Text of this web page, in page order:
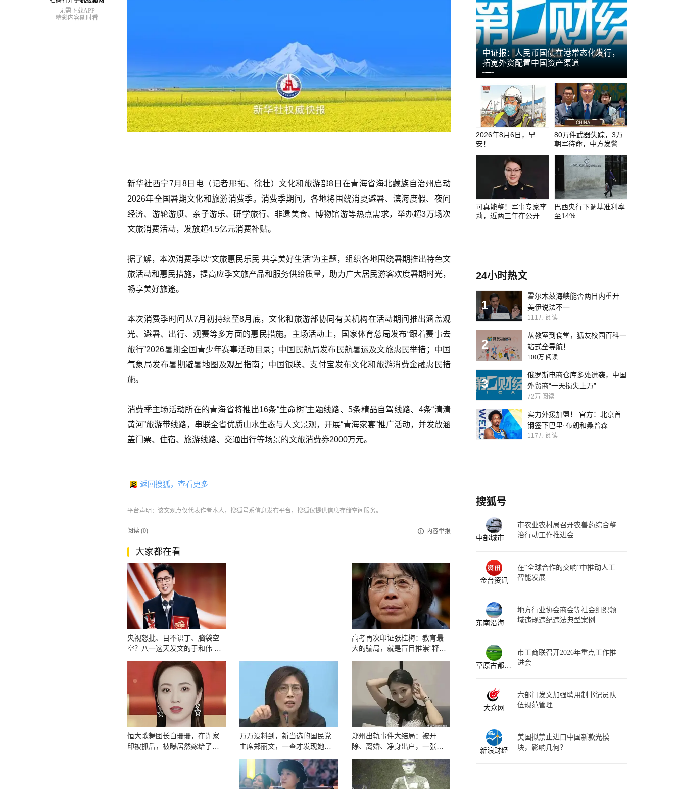
无需下载APP
精彩内容随时看
新华社西宁7月8日电（记者邢拓、徐壮）文化和旅游部8日在青海省海北藏族自治州启动
2026年全国暑期文化和旅游消费季。消费季期间，各地将围绕消夏避暑、滨海度假、夜间
经济、游轮游艇、亲子游乐、研学旅行、非遗美食、博物馆游等热点需求，举办超3万场次
文旅消费活动，发放超4.5亿元消费补贴。
据了解，本次消费季以“文旅惠民乐民 共享美好生活”为主题，组织各地围绕暑期推出特色文
旅活动和惠民措施，提高应季文旅产品和服务供给质量，助力广大居民游客欢度暑期时光，
畅享美好旅途。
本次消费季时间从7月初持续至8月底，文化和旅游部协同有关机构在活动期间推出涵盖观
光、避暑、出行、观赛等多方面的惠民措施。主场活动上，国家体育总局发布“跟着赛事去
旅行”2026暑期全国青少年赛事活动目录；中国民航局发布民航暑运及文旅惠民举措；中国
气象局发布暑期避暑地图及观星指南；中国银联、支付宝发布文化和旅游消费金融惠民措
施。
消费季主场活动所在的青海省将推出16条“生命树”主题线路、5条精品自驾线路、4条“清清
黄河”旅游带线路，串联全省优质山水生态与人文景观，开展“青海家宴”推广活动，并发放涵
盖门票、住宿、旅游线路、交通出行等场景的文旅消费券2000万元。
返回搜狐，查看更多
平台声明：该文观点仅代表作者本人，搜狐号系信息发布平台，搜狐仅提供信息存储空间服务。
阅读 (0) 内容举报
大家都在看
央视怒批、目不识丁、脑袋空
空？八一这天发文的于和伟 丢
高考再次印证张桂梅：教育最
大的骗局，就是盲目推崇“释放
恒大歌舞团长白珊珊，在许家
印被抓后，被曝居然嫁给了这
万万没料到，新当选的国民党
主席郑丽文，一查才发现她不
郑州出轨事件大结局：被开
除、离婚、净身出户，一张加
多地购车补贴再加码 助力汽车消费市场
升温
中证报：人民币国债在港常态化发行，
拓宽外资配置中国资产渠道
012
2026年8月6日，早
安！
80万件武器失踪，3万
朝军待命，中方发警...
可真能整！军事专家李
莉，近两三年在公开...
巴西央行下调基准利率
至14%
24小时热文
1
霍尔木兹海峡能否两日内重开
美伊说法不一
111万 阅读
2
从教室到食堂，狐友校园百科一
站式全导航！
100万 阅读
3
俄罗斯电商仓库多处遭袭，中国
外贸商“一天损失上万”...
72万 阅读
实力外援加盟！ 官方：北京首
钢签下巴里·布朗和桑普森
117万 阅读
搜狐号
中部城市生活指南
市农业农村局召开农兽药综合整
治行动工作推进会
金台资讯
在“全球合作的交响”中推动人工
智能发展
东南沿海消息通
地方行业协会商会等社会组织领
域违规违纪违法典型案例
草原古都生活宝典
市工商联召开2026年重点工作推
进会
大众网
六部门发文加强聘用制书记员队
伍规范管理
新浪财经
美国拟禁止进口中国新款光模
块，影响几何？